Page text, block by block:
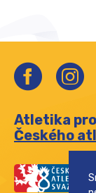
Atletika
Českého